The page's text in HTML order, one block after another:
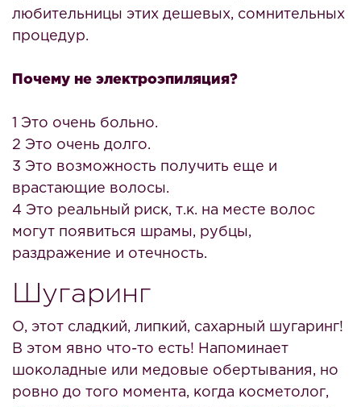
любительницы этих дешевых, сомнительных
процедур.
Почему не электроэпиляция?
1 Это очень больно.
2 Это очень долго.
3 Это возможность получить еще и
врастающие волосы.
4 Это реальный риск, т.к. на месте волос
могут появиться шрамы, рубцы,
раздражение и отечность.
Шугаринг
О, этот сладкий, липкий, сахарный шугаринг!
В этом явно что-то есть! Напоминает
шоколадные или медовые обертывания, но
ровно до того момента, когда косметолог,